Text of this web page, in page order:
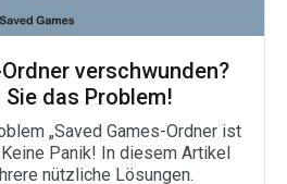
verschwunden?
Sie das Problem!
„Saved Games-Ordner ist
Panik! In diesem Artikel
nützliche Lösungen.